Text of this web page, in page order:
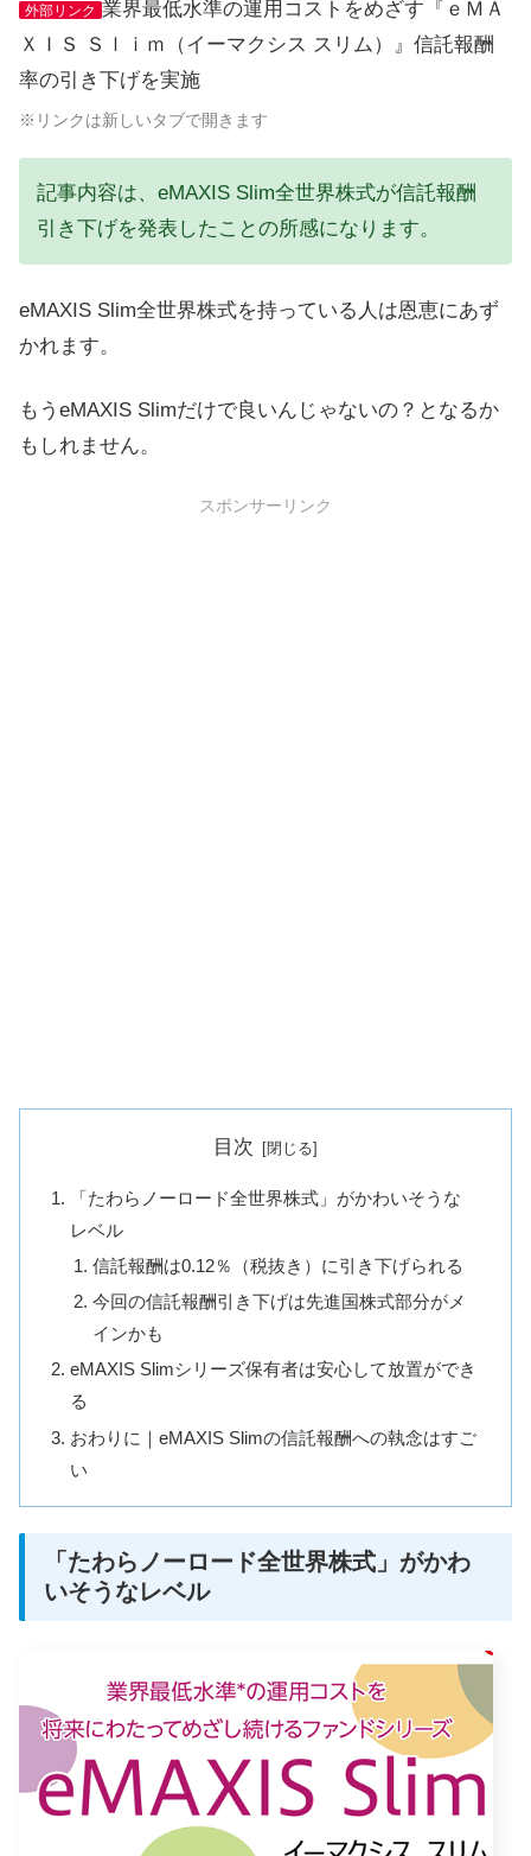
外部リンク 業界最低水準の運用コストをめざす『ｅＭＡ
ＸＩＳ Ｓｌｉｍ（イーマクシス スリム）』信託報酬
率の引き下げを実施
※リンクは新しいタブで開きます
記事内容は、eMAXIS Slim全世界株式が信託報酬
引き下げを発表したことの所感になります。
eMAXIS Slim全世界株式を持っている人は恩恵にあず
かれます。
もうeMAXIS Slimだけで良いんじゃないの？となるか
もしれません。
スポンサーリンク
目次
「たわらノーロード全世界株式」がかわいそうな
レベル
信託報酬は0.12％（税抜き）に引き下げられる
今回の信託報酬引き下げは先進国株式部分がメ
インかも
eMAXIS Slimシリーズ保有者は安心して放置ができ
る
おわりに｜eMAXIS Slimの信託報酬への執念はすご
い
「たわらノーロード全世界株式」がかわ
いそうなレベル